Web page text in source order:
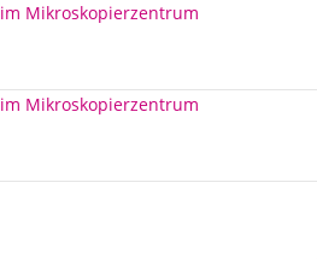
Mikroskopierzentrum
Mikroskopierzentrum